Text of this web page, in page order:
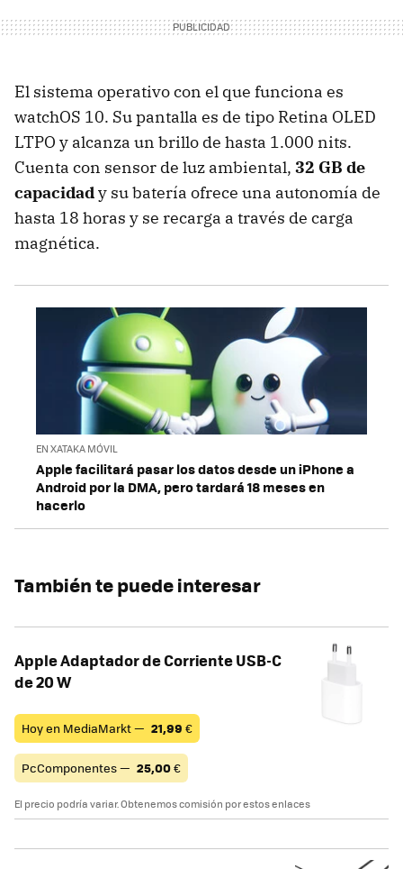
El sistema operativo con el que funciona es
watchOS 10. Su pantalla es de tipo Retina OLED
LTPO y alcanza un brillo de hasta 1.000 nits.
Cuenta con sensor de luz ambiental, 32 GB de
capacidady su batería ofrece una autonomía de
hasta 18 horas y se recarga a través de carga
magnética.
EN XATAKA MÓVIL
Apple facilitará pasar los datos desde un iPhone a
Android por la DMA, pero tardará 18 meses en
hacerlo
También te puede interesar
Apple Adaptador de Corriente USB-C
de 20 W
Hoy en MediaMarkt — 21,99 €
PcComponentes — 25,00€
El precio podría variar. Obtenemos comisión por estos enlaces